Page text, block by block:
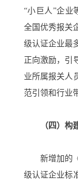
“小巨人”企业
全国优秀报关
级认证企业最
正向激励，引
业所属报关人
范引领和行业
（四）构
新增加的
级认证企业标